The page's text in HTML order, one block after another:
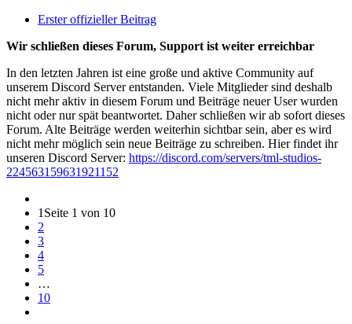
Erster offizieller Beitrag
Wir schließen dieses Forum, Support ist weiter erreichbar
In den letzten Jahren ist eine große und aktive Community auf
unserem Discord Server entstanden. Viele Mitglieder sind deshalb
nicht mehr aktiv in diesem Forum und Beiträge neuer User wurden
nicht oder nur spät beantwortet. Daher schließen wir ab sofort dieses
Forum. Alte Beiträge werden weiterhin sichtbar sein, aber es wird
nicht mehr möglich sein neue Beiträge zu schreiben. Hier findet ihr
unseren Discord Server: https://discord.com/servers/tml-studios-
224563159631921152
1 Seite 1 von 10
2
3
4
5
…
10